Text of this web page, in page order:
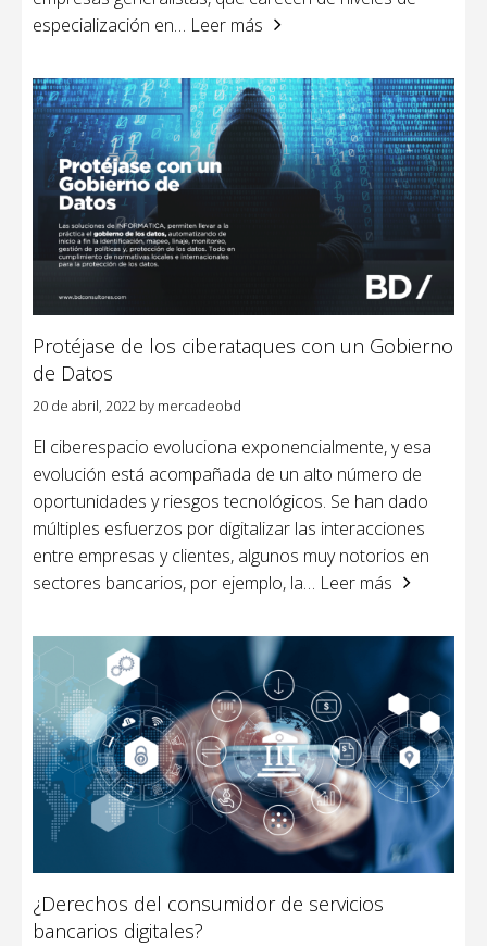
especialización en… Leer más
Protéjase de los ciberataques con un Gobierno
de Datos
20 de abril, 2022 by mercadeobd
El ciberespacio evoluciona exponencialmente, y esa
evolución está acompañada de un alto número de
oportunidades y riesgos tecnológicos. Se han dado
múltiples esfuerzos por digitalizar las interacciones
entre empresas y clientes, algunos muy notorios en
sectores bancarios, por ejemplo, la… Leer más
¿Derechos del consumidor de servicios
bancarios digitales?